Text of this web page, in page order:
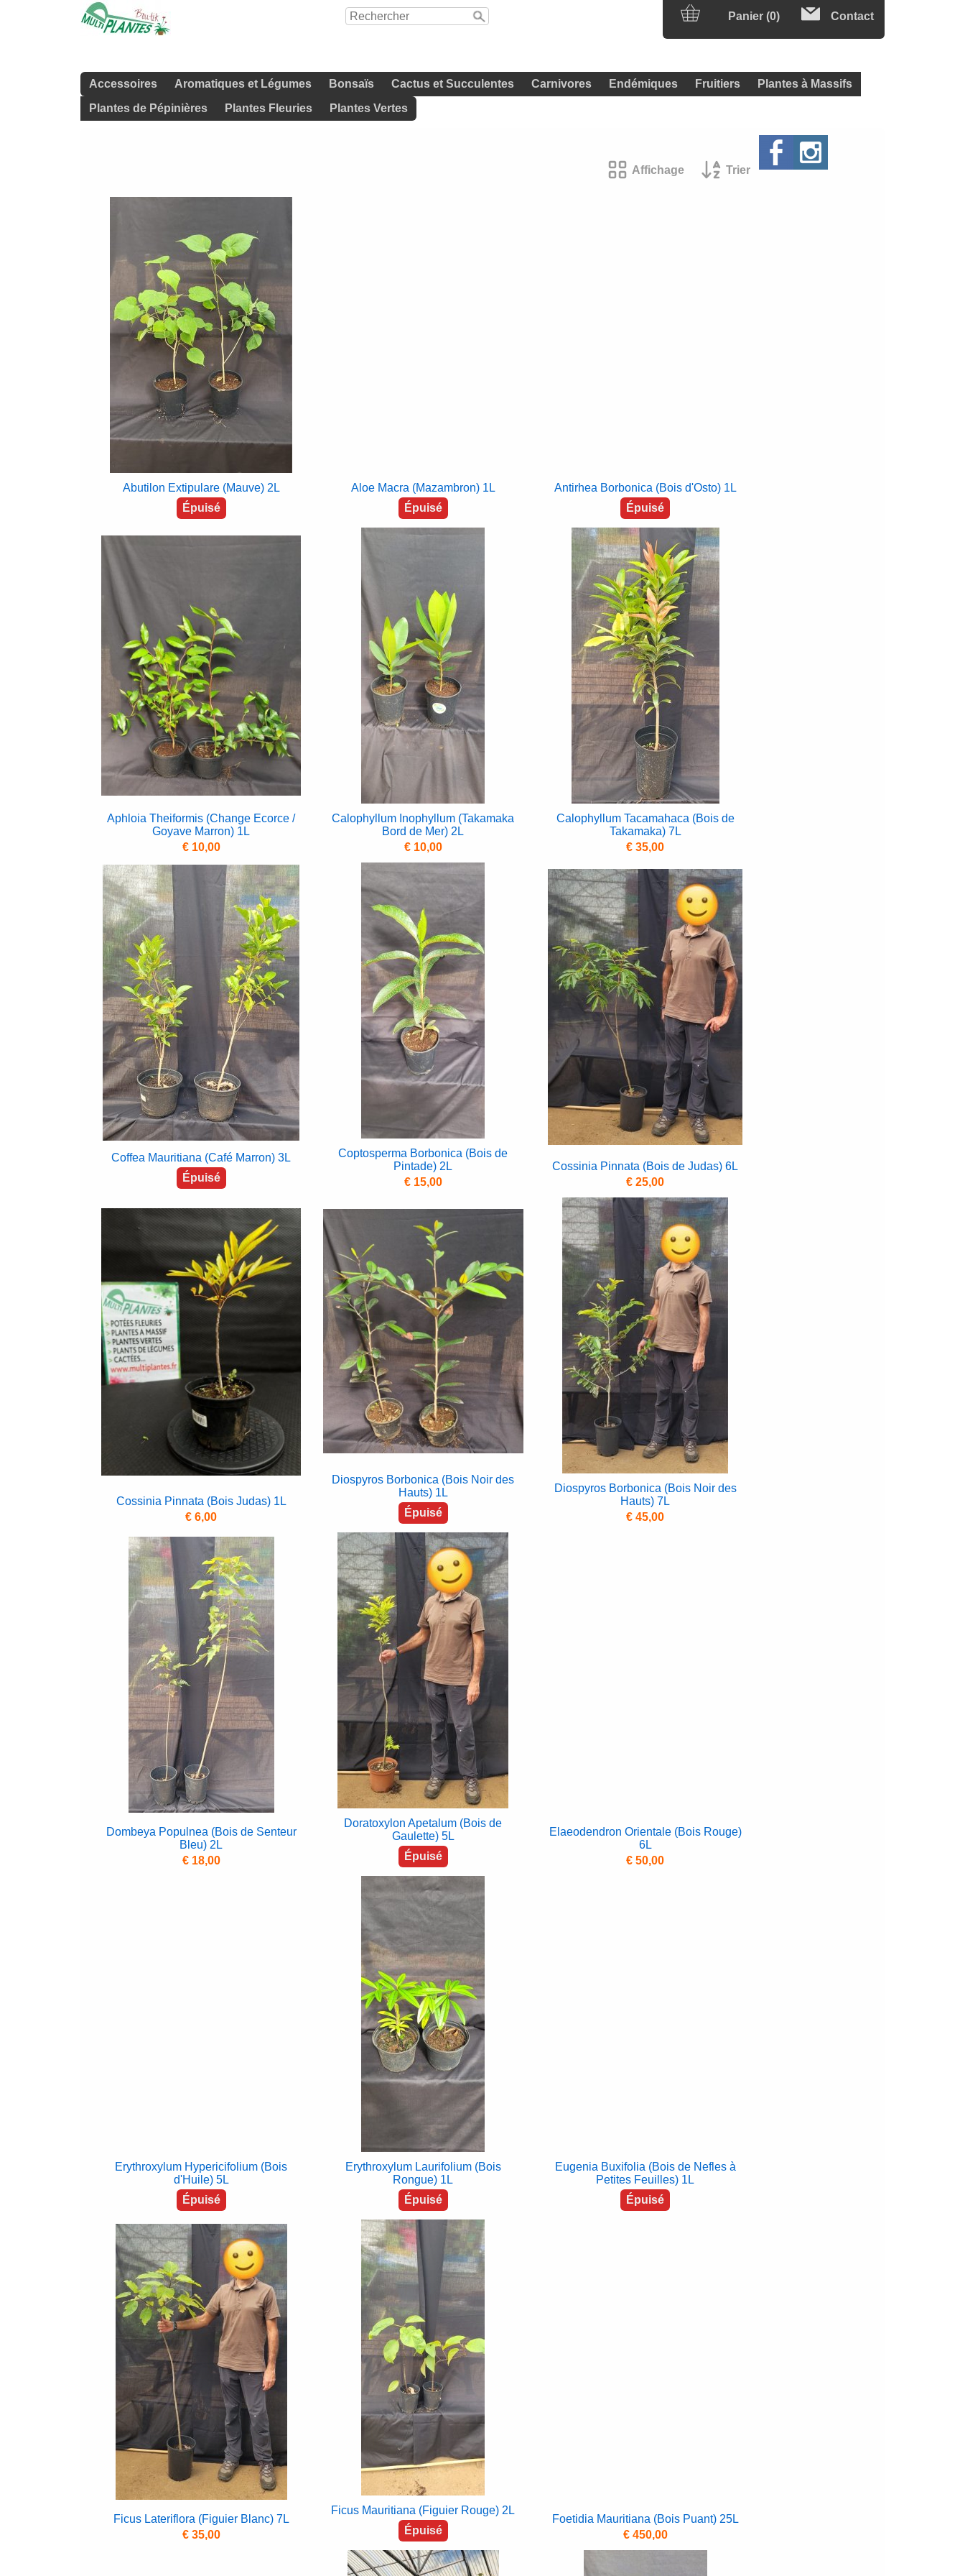
Panier (0) Contact
Accessoires Aromatiques et Légumes Bonsaïs Cactus et Succulentes Carnivores Endémiques Fruitiers
Plantes à Massifs
Plantes de Pépinières
Plantes Fleuries Plantes Vertes
Affichage Trier
Abutilon Extipulare (Mauve) 2L
Épuisé
Aloe Macra (Mazambron) 1L
Épuisé
Antirhea Borbonica (Bois d'Osto) 1L
Épuisé
Aphloia Theiformis (Change Ecorce /
Goyave Marron) 1L
€ 10,00
Calophyllum Inophyllum (Takamaka
Bord de Mer) 2L
€ 10,00
Calophyllum Tacamahaca (Bois de
Takamaka) 7L
€ 35,00
Coffea Mauritiana (Café Marron) 3L
Épuisé
Coptosperma Borbonica (Bois de
Pintade) 2L
€ 15,00
Cossinia Pinnata (Bois de Judas) 6L
€ 25,00
Cossinia Pinnata (Bois Judas) 1L
€ 6,00
Diospyros Borbonica (Bois Noir des
Hauts) 1L
Épuisé
Diospyros Borbonica (Bois Noir des
Hauts) 7L
€ 45,00
Dombeya Populnea (Bois de Senteur
Bleu) 2L
€ 18,00
Doratoxylon Apetalum (Bois de
Gaulette) 5L
Épuisé
Elaeodendron Orientale (Bois Rouge)
6L
€ 50,00
Erythroxylum Hypericifolium (Bois
d'Huile) 5L
Épuisé
Erythroxylum Laurifolium (Bois
Rongue) 1L
Épuisé
Eugenia Buxifolia (Bois de Nefles à
Petites Feuilles) 1L
Épuisé
Ficus Lateriflora (Figuier Blanc) 7L
€ 35,00
Ficus Mauritiana (Figuier Rouge) 2L
Épuisé
Foetidia Mauritiana (Bois Puant) 25L
€ 450,00